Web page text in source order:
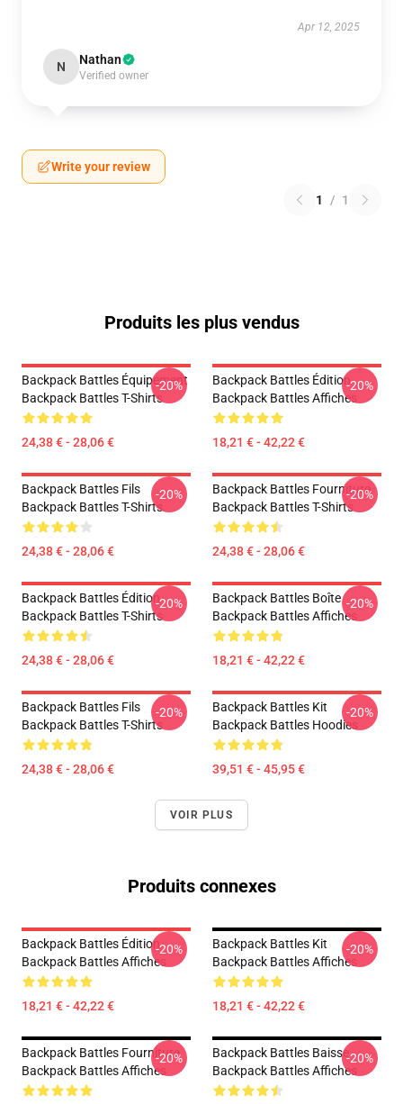
Apr 12, 2025
N Nathan
Verified owner
Write your review
1 / 1
Produits les plus vendus
Backpack Battles Équipement
Backpack Battles T-Shirts
24,38 € - 28,06 €
-20%
Backpack Battles Édition
Backpack Battles Affiches
18,21 € - 42,22 €
-20%
Backpack Battles Fils
Backpack Battles T-Shirts
24,38 € - 28,06 €
-20%
Backpack Battles Fourniture
Backpack Battles T-Shirts
24,38 € - 28,06 €
-20%
Backpack Battles Édition
Backpack Battles T-Shirts
24,38 € - 28,06 €
-20%
Backpack Battles Boîte
Backpack Battles Affiches
18,21 € - 42,22 €
-20%
Backpack Battles Fils
Backpack Battles T-Shirts
24,38 € - 28,06 €
-20%
Backpack Battles Kit
Backpack Battles Hoodies
39,51 € - 45,95 €
-20%
VOIR PLUS
Produits connexes
Backpack Battles Édition
Backpack Battles Affiches
18,21 € - 42,22 €
-20%
Backpack Battles Kit
Backpack Battles Affiches
18,21 € - 42,22 €
-20%
Backpack Battles Fourniture
Backpack Battles Affiches
-20%
Backpack Battles Baisse
Backpack Battles Affiches
-20%